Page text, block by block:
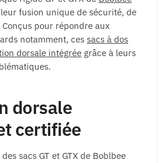
fusion unique de sécurité, de
pour répondre aux
notamment, ces sacs à dos
dorsale intégrée grâce à leurs
dorsale
certifiée
sacs GT et GTX de Boblbee